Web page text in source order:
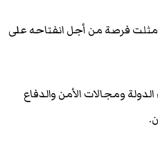
جدا للصومال، إذ مثلت فرصة من أجل انفتاحه على
ومجالات الأمن والدفاع